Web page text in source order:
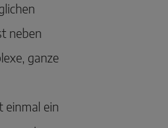
neben
ganze
einmal ein